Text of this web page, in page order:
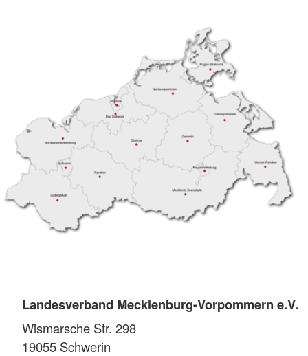
Landesverband Mecklenburg-Vorpommern e.V.
Wismarsche Str. 298
19055 Schwerin